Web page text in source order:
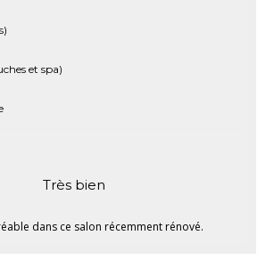
et spa)
Très bien
dans ce salon récemment rénové.